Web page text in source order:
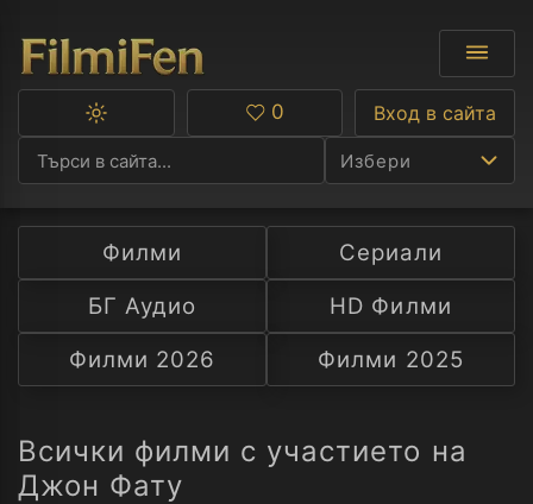
Избери
Ф
С
А
Превключване
тъмна
тема
Любими
0 Вход в сайта
Филми
Сериали
БГ Аудио
HD Филми
Филми 2026
Филми 2025
Всички филми с участието на
Джон Фату